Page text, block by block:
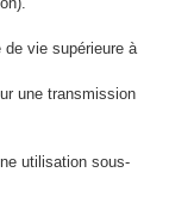
de vie supérieure à
une transmission
utilisation sous-